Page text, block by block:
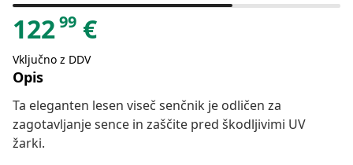
12299 €
Vključno z DDV
Opis
Ta eleganten lesen viseč senčnik je odličen za
zagotavljanje sence in zaščite pred škodljivimi UV
žarki.